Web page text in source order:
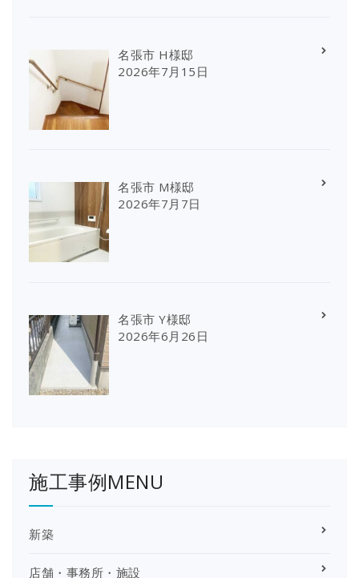
名張市 H様邸
2026年7月15日
名張市 M様邸
2026年7月7日
名張市 Y様邸
2026年6月26日
施工事例MENU
新築
店舗・事務所・施設